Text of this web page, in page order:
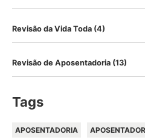
Revisão da Vida Toda (4)
Revisão de Aposentadoria (13)
Tags
APOSENTADORIA